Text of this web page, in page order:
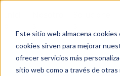
Este sitio web almacena cookies
cookies sirven para mejorar
ofrecer servicios más
sitio web como a través de otras
Volver